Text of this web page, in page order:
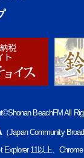
BeachFM All
（Japan Community
11以上、